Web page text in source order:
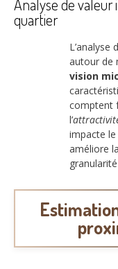
Analyse de
quartier
L’analyse
autour de
vision
comptent
l’
impacte le
améliore